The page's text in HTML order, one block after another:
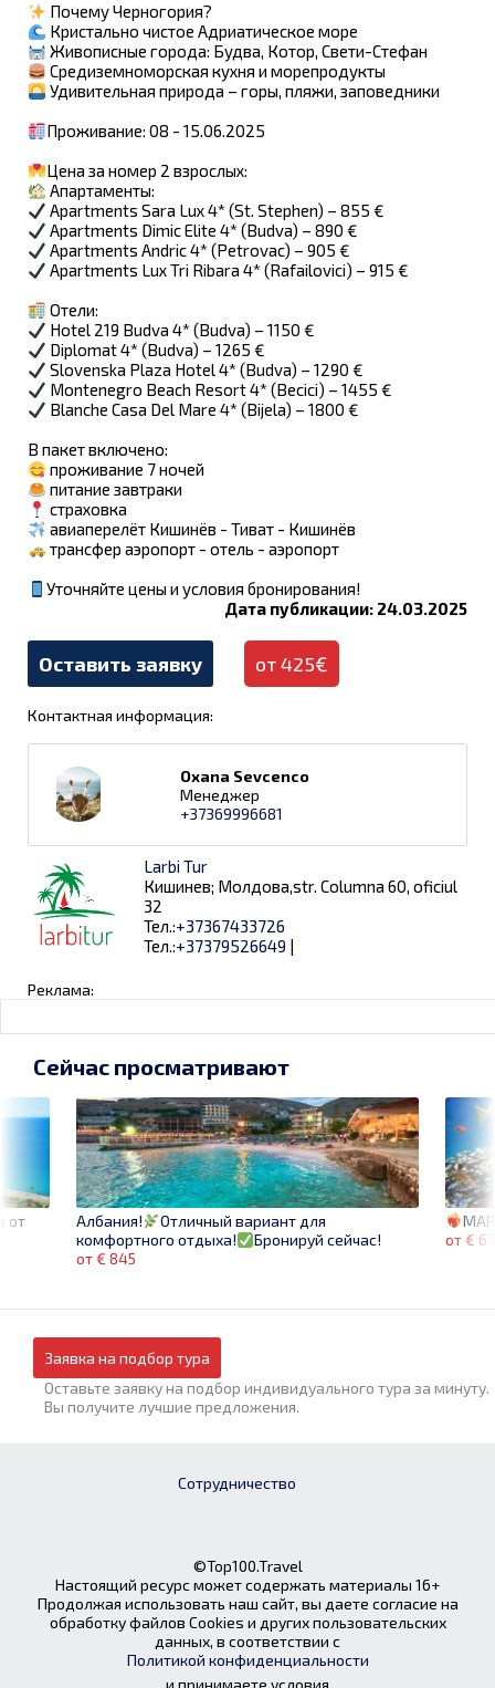
Почему Черногория?
Кристально чистое Адриатическое море
Живописные города: Будва, Котор, Свети-Стефан
Средиземноморская кухня и морепродукты
Удивительная природа – горы, пляжи, заповедники
Проживание: 08 - 15.06.2025
Цена за номер 2 взрослых:
Апартаменты:
Apartments Sara Lux 4* (St. Stephen) – 855 €
Apartments Dimic Elite 4* (Budva) – 890 €
Apartments Andric 4* (Petrovac) – 905 €
Apartments Lux Tri Ribara 4* (Rafailovici) – 915 €
Отели:
Hotel 219 Budva 4* (Budva) – 1150 €
Diplomat 4* (Budva) – 1265 €
Slovenska Plaza Hotel 4* (Budva) – 1290 €
Montenegro Beach Resort 4* (Becici) – 1455 €
Blanche Casa Del Mare 4* (Bijela) – 1800 €
В пакет включено:
проживание 7 ночей
питание завтраки
страховка
авиаперелёт Кишинёв - Тиват - Кишинёв
трансфер аэропорт - отель - аэропорт
Уточняйте цены и условия бронирования!
Дата публикации: 24.03.2025
Оставить заявку от 425€
Контактная информация:
Oxana Sevcenco
Менеджер
+37369996681
Larbi Tur
Кишинев; Молдова,str. Columna 60, oficiul
32
Тел.:+37367433726
Тел.:+37379526649 |
Реклама:
от
от €
Сейчас просматривают
Албания!
Отличный вариант для
комфортного отдыха!
Бронируй сейчас!
от € 845
Заявка на подбор тура
Оставьте заявку на подбор индивидуального тура за минуту.
Вы получите лучшие предложения.
Сотрудничество
©Top100.Travel
Настоящий ресурс может содержать материалы 16+
Продолжая использовать наш сайт, вы даете согласие на
обработку файлов Cookies и других пользовательских
данных, в соответствии с
Политикой конфиденциальности
и принимаете условия